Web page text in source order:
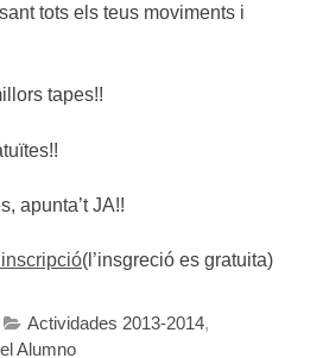
tots els teus moviments i
tapes!!
apunta’t JA!!
(l’insgreció es gratuita)
Actividades 2013-2014,
Alumno